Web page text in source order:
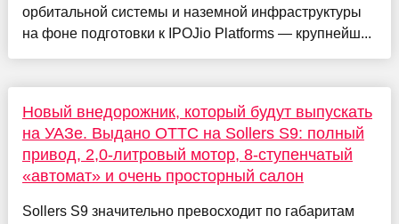
орбитальной системы и наземной инфраструктуры
на фоне подготовки к IPOJio Platforms — крупнейш...
Новый внедорожник, который будут выпускать
на УАЗе. Выдано ОТТС на Sollers S9: полный
привод, 2,0-литровый мотор, 8-ступенчатый
«автомат» и очень просторный салон
Sollers S9 значительно превосходит по габаритам